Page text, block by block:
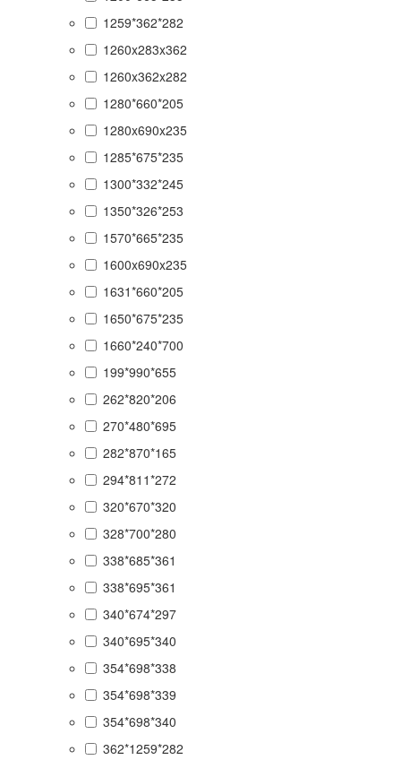
1259*362*282
1260x283x362
1260x362x282
1280*660*205
1280x690x235
1285*675*235
1300*332*245
1350*326*253
1570*665*235
1600x690x235
1631*660*205
1650*675*235
1660*240*700
199*990*655
262*820*206
270*480*695
282*870*165
294*811*272
320*670*320
328*700*280
338*685*361
338*695*361
340*674*297
340*695*340
354*698*338
354*698*339
354*698*340
362*1259*282